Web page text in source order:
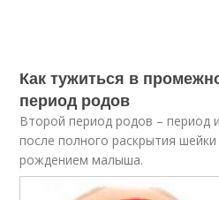
Как тужиться в
период родов
Второй период родов – период
после полного раскрытия
рождением малыша.